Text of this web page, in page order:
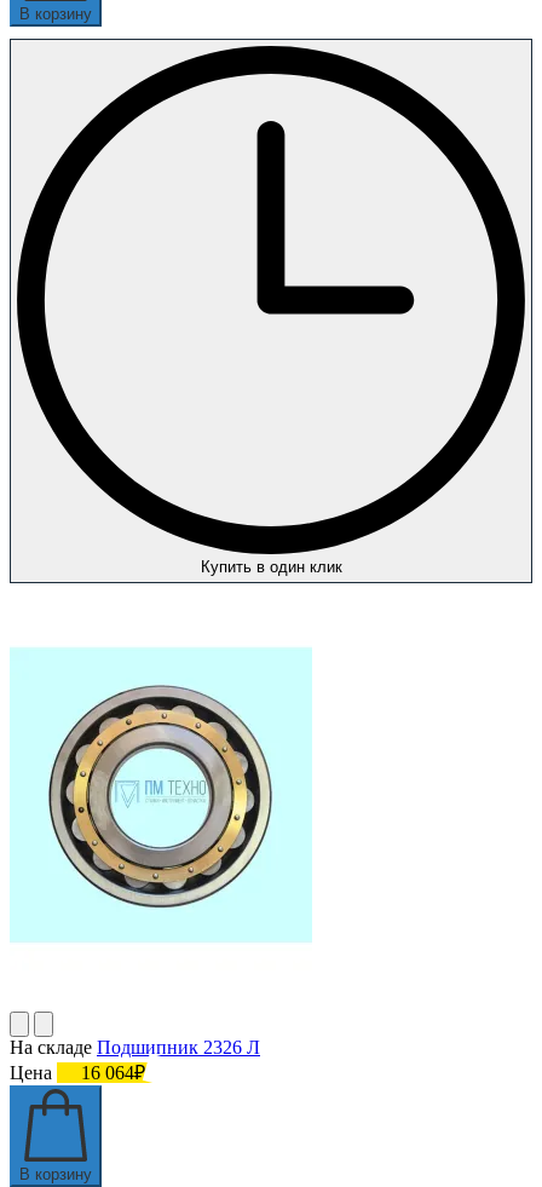
В корзину
Купить в один клик
На складе Подшипник 2326 Л
Цена
16 064₽
В корзину